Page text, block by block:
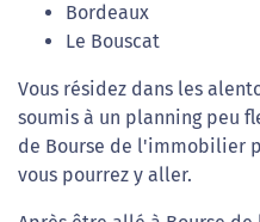
Bordeaux
Le Bouscat
Vous résidez dans les
soumis à un planning peu
de Bourse de l'immobilier
vous pourrez y aller.